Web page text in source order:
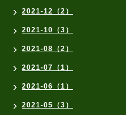
2021-12（2）
2021-10（3）
2021-08（2）
2021-07（1）
2021-06（1）
2021-05（3）